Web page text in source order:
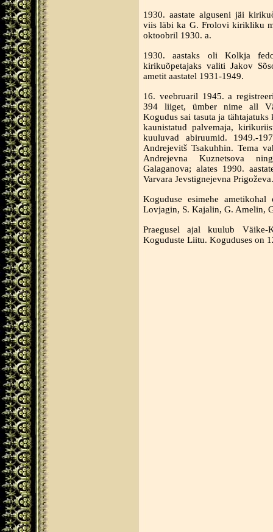
1930. aastate alguseni jäi
viis läbi ka G. Frolovi kirikliku
oktoobril 1930. a.
1930. aastaks oli Kolkja
kirikuõpetajaks valiti Jakov
ametit aastatel 1931-1949.
16. veebruaril 1945. a
394 liiget, ümber nime all
Kogudus sai tasuta ja
kaunistatud palvemaja,
kuuluvad abiruumid. 1949.-
Andrejevitš Tsakuhhin. Tema
Andrejevna Kuznetsova
Galaganova; alates 1990.
Varvara Jevstignejevna Prigoževa.
Koguduse esimehe
Lovjagin, S. Kajalin, G. Amelin,
Praegusel ajal kuulub Väike-
Koguduste Liitu. Koguduses on